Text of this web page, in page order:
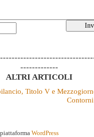
-------------
ALTRI ARTICOLI
Titolo V e
WordPress